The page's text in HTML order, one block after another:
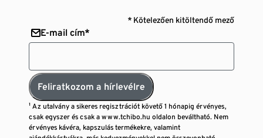
* Kötelezően kitöltendő mező
E-mail cím*
Feliratkozom a hírlevélre
¹ Az utalvány a sikeres regisztrációt követő 1 hónapig érvényes,
csak egyszer és csak a www.tchibo.hu oldalon beváltható. Nem
érvényes kávéra, kapszulás termékekre, valamint